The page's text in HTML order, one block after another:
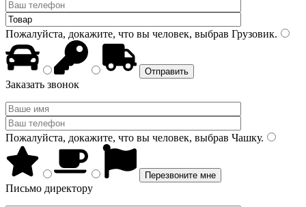
Пожалуйста, докажите, что вы человек, выбрав Грузовик.
Заказать звонок
Пожалуйста, докажите, что вы человек, выбрав Чашку.
Письмо директору